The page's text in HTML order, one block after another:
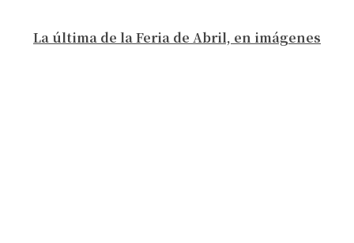
La última de la Feria de Abril, en imágenes